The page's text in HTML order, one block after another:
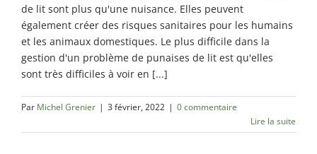
de lit sont plus qu'une nuisance. Elles peuvent
également créer des risques sanitaires pour les humains
et les animaux domestiques. Le plus difficile dans la
gestion d'un problème de punaises de lit est qu'elles
sont très difficiles à voir en [...]
Par Michel Grenier | 3 février, 2022 | 0 commentaire
Lire la suite